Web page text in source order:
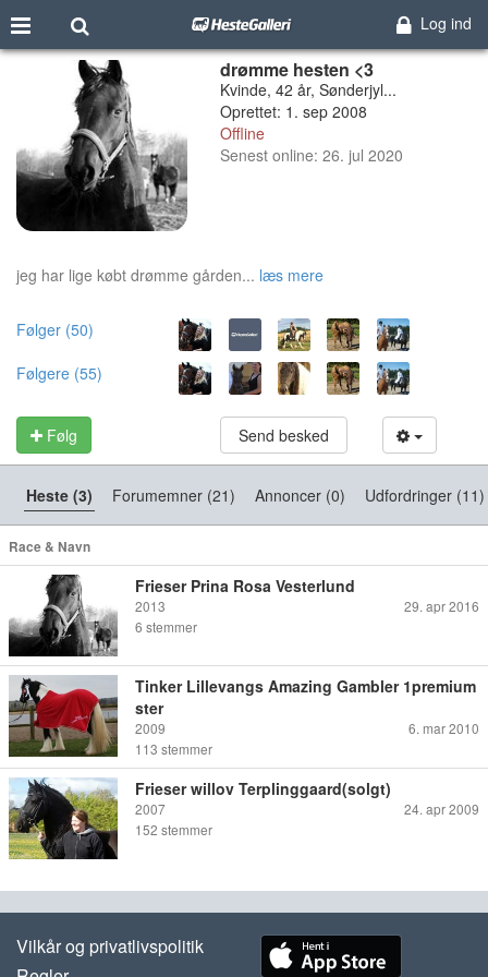
Log ind
drømme hesten <3
Kvinde, 42 år, Sønderjyl...
Oprettet: 1. sep 2008
Offline
Senest online: 26. jul 2020
jeg har lige købt drømme gården... læs mere
Følger (50)
Følgere (55)
Følg Send besked
Heste (3) Forumemner (21) Annoncer (0) Udfordringer (11)
Race & Navn
Frieser Prina Rosa Vesterlund
2013
29. apr 2016
6 stemmer
Tinker Lillevangs Amazing Gambler 1premium
ster
2009
6. mar 2010
113 stemmer
Frieser willov Terplinggaard(solgt)
2007
24. apr 2009
152 stemmer
Vilkår og privatlivspolitik